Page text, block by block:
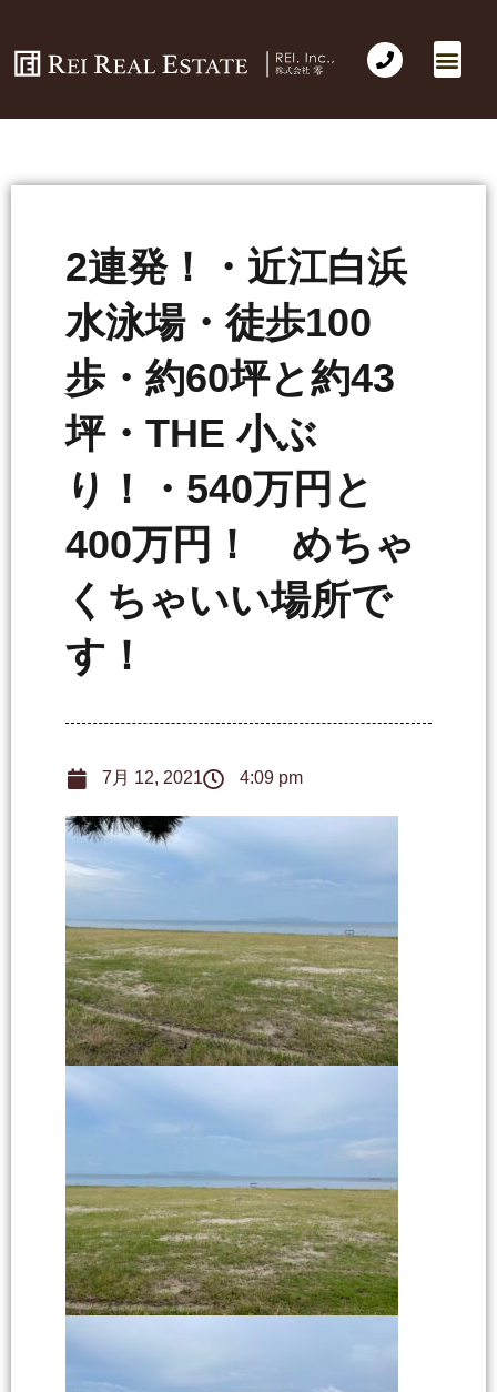
2連発！・近江白浜
水泳場・徒歩100
歩・約60坪と約43
坪・THE 小ぶ
り！・540万円と
400万円！ めちゃ
くちゃいい場所で
す！
7月 12, 2021 4:09 pm